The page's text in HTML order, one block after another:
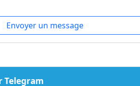
Envoyer un message
Telegram